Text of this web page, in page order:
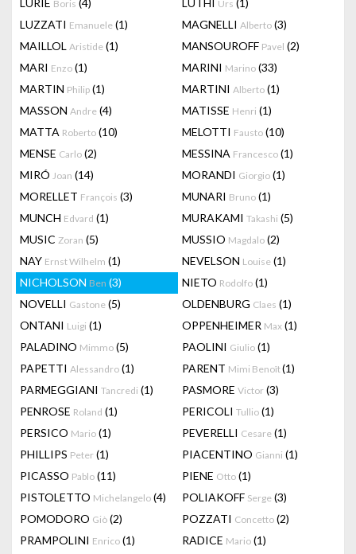
LURIE Boris (4) LÜTHI Urs (1)
LUZZATI Emanuele (1) MAGNELLI Alberto (3)
MAILLOL Aristide (1) MANSOUROFF Pavel (2)
MARI Enzo (1) MARINI Marino (33)
MARTIN Philip (1) MARTINI Alberto (1)
MASSON Andre (4) MATISSE Henri (1)
MATTA Roberto (10) MELOTTI Fausto (10)
MENSE Carlo (2) MESSINA Francesco (1)
MIRÓ Joan (14) MORANDI Giorgio (1)
MORELLET François (3) MUNARI Bruno (1)
MUNCH Edvard (1) MURAKAMI Takashi (5)
MUSIC Zoran (5) MUSSIO Magdalo (2)
NAY Ernst Wilhelm (1) NEVELSON Louise (1)
NICHOLSON Ben (3) NIETO Rodolfo (1)
NOVELLI Gastone (5) OLDENBURG Claes (1)
ONTANI Luigi (1) OPPENHEIMER Max (1)
PALADINO Mimmo (5) PAOLINI Giulio (1)
PAPETTI Alessandro (1) PARENT Mimi Benoît(1)
PARMEGGIANI Tancredi (1) PASMORE Victor (3)
PENROSE Roland (1) PERICOLI Tullio (1)
PERSICO Mario (1) PEVERELLI Cesare (1)
PHILLIPS Peter (1) PIACENTINO Gianni (1)
PICASSO Pablo (11) PIENE Otto (1)
PISTOLETTO Michelangelo (4) POLIAKOFF Serge (3)
POMODORO Giò (2) POZZATI Concetto (2)
PRAMPOLINI Enrico (1) RADICE Mario (1)